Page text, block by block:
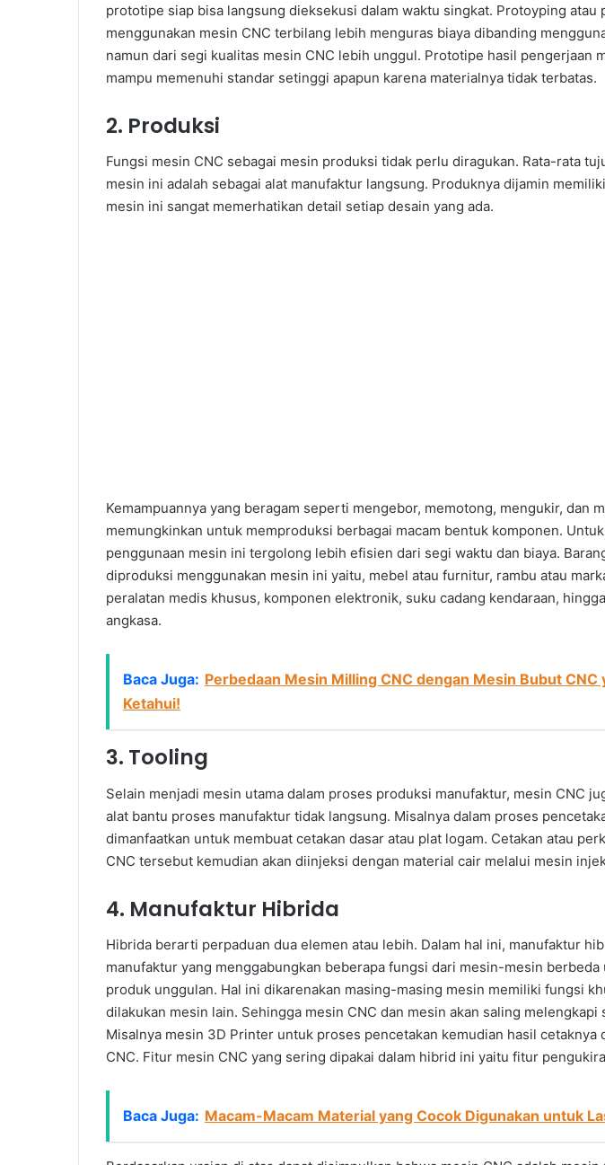
prototipe siap bisa langsung dieksekusi dalam waktu singkat. Protoyping atau
menggunakan mesin CNC terbilang lebih menguras biaya dibanding
namun dari segi kualitas mesin CNC lebih unggul. Prototipe hasil pengerjaan
mampu memenuhi standar setinggi apapun karena materialnya tidak terbatas.
2. Produksi
Fungsi mesin CNC sebagai mesin produksi tidak perlu diragukan. Rata-rata
mesin ini adalah sebagai alat manufaktur langsung. Produknya dijamin
mesin ini sangat memerhatikan detail setiap desain yang ada.
Kemampuannya yang beragam seperti mengebor, memotong, mengukir, dan
memungkinkan untuk memproduksi berbagai macam bentuk komponen.
penggunaan mesin ini tergolong lebih efisien dari segi waktu dan biaya.
diproduksi menggunakan mesin ini yaitu, mebel atau furnitur, rambu atau
peralatan medis khusus, komponen elektronik, suku cadang kendaraan,
angkasa.
Baca Juga: Perbedaan Mesin Milling CNC dengan Mesin Bubut CNC
Ketahui!
3. Tooling
Selain menjadi mesin utama dalam proses produksi manufaktur, mesin CNC
alat bantu proses manufaktur tidak langsung. Misalnya dalam proses
dimanfaatkan untuk membuat cetakan dasar atau plat logam. Cetakan atau
CNC tersebut kemudian akan diinjeksi dengan material cair melalui mesin
4. Manufaktur Hibrida
Hibrida berarti perpaduan dua elemen atau lebih. Dalam hal ini, manufaktur
manufaktur yang menggabungkan beberapa fungsi dari mesin-mesin berbeda
produk unggulan. Hal ini dikarenakan masing-masing mesin memiliki fungsi
dilakukan mesin lain. Sehingga mesin CNC dan mesin akan saling melengkapi
Misalnya mesin 3D Printer untuk proses pencetakan kemudian hasil cetaknya
CNC. Fitur mesin CNC yang sering dipakai dalam hibrid ini yaitu fitur
Baca Juga: Macam-Macam Material yang Cocok Digunakan untuk